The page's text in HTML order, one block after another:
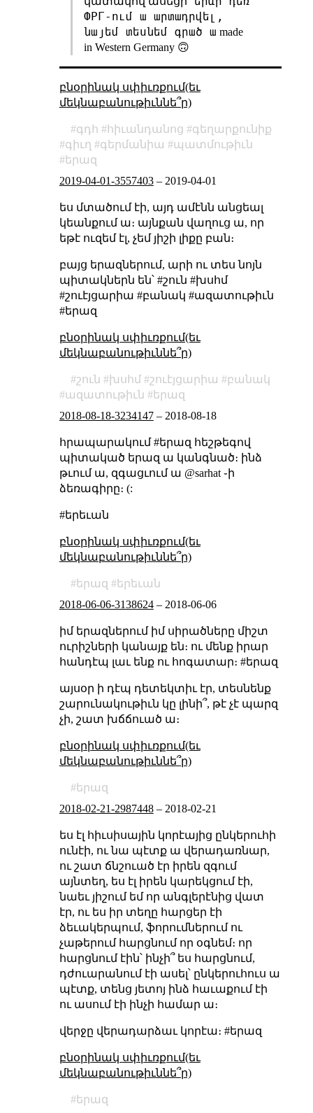
ФРГ-ում ա արտադրվել,
նայեմ տեսնեմ գրած ա made
in Western Germany 🙃
բնօրինակ սփիւռքում(եւ
մեկնաբանութիւննե՞ր)
գդհ հիւանդանոց
գեղարքունիք
գիւղ
գերմանիա
պատմութիւն
երազ
2019-04-01-3557403– 2019-04-01
ես մտածում էի, այդ ամէնն անցեալ
կեանքում ա։ այնքան վաղուց ա, որ
եթէ ուզեմ էլ, չեմ յիշի լիքը բան։
բայց երազներում, արի ու տես նոյն
պիտակներն են՝ #շուն #խսհմ
#շուէյցարիա #բանակ #ազատութիւն
#երազ
բնօրինակ սփիւռքում(եւ
մեկնաբանութիւննե՞ր)
շուն խսհմ շուէյցարիա
բանակ
ազատութիւն
երազ
2018-08-18-3234147– 2018-08-18
հրապարակում #երազ հեշթեգով
պիտակած երազ ա կանգնած։ ինձ
թւում ա, զգացւում ա @sarhat ֊ի
ձեռագիրը։ (:
#երեւան
բնօրինակ սփիւռքում(եւ
մեկնաբանութիւննե՞ր)
երազ
երեւան
2018-06-06-3138624– 2018-06-06
իմ երազներում իմ սիրածները միշտ
ուրիշների կանայք են։ ու մենք իրար
հանդէպ լաւ ենք ու հոգատար։ #երազ
այսօր ի դէպ դետեկտիւ էր, տեսնենք
շարունակութիւն կը լինի՞, թէ չէ պարզ
չի, շատ խճճուած ա։
բնօրինակ սփիւռքում(եւ
մեկնաբանութիւննե՞ր)
երազ
2018-02-21-2987448– 2018-02-21
ես էլ հիւսիսային կորէայից ընկերուհի
ունէի, ու նա պէտք ա վերադառնար,
ու շատ ճնշուած էր իրեն զգում
այնտեղ, ես էլ իրեն կարեկցում էի,
նաեւ յիշում եմ որ անգլերէնից վատ
էր, ու ես իր տեղը հարցեր էի
ձեւակերպում, ֆորումներում ու
չաթերում հարցնում որ օգնեմ։ որ
հարցնում էին՝ ինչի՞ ես հարցնում,
դժուարանում էի ասել՝ ընկերուհուս ա
պէտք, տենց յետոյ ինձ հաւաքում էի
ու ասում էի ինչի համար ա։
վերջը վերադարձաւ կորէա։ #երազ
բնօրինակ սփիւռքում(եւ
մեկնաբանութիւննե՞ր)
երազ